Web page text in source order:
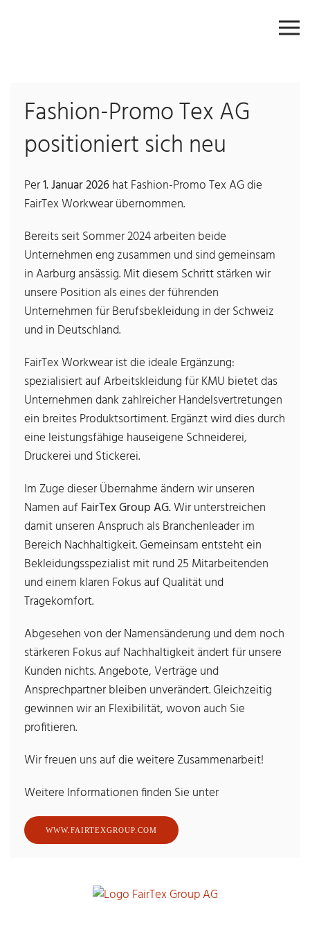
Fashion-Promo Tex AG
positioniert sich neu
Per1. Januar 2026hat Fashion-Promo Tex AG die
FairTex Workwear übernommen.
Bereits seit Sommer 2024 arbeiten beide
Unternehmen eng zusammen und sind gemeinsam
in Aarburg ansässig. Mit diesem Schritt stärken wir
unsere Position als eines der führenden
Unternehmen für Berufsbekleidung in der Schweiz
und in Deutschland.
FairTex Workwear ist die ideale Ergänzung:
spezialisiert auf Arbeitskleidung für KMU bietet das
Unternehmen dank zahlreicher Handelsvertretungen
ein breites Produktsortiment. Ergänzt wird dies durch
eine leistungsfähige hauseigene Schneiderei,
Druckerei und Stickerei.
Im Zuge dieser Übernahme ändern wir unseren
Namen auf FairTex Group AG.Wir unterstreichen
damit unseren Anspruch als Branchenleader im
Bereich Nachhaltigkeit. Gemeinsam entsteht ein
Bekleidungsspezialist mit rund 25 Mitarbeitenden
und einem klaren Fokus auf Qualität und
Tragekomfort.
Abgesehen von der Namensänderung und dem noch
stärkeren Fokus auf Nachhaltigkeit ändert für unsere
Kunden nichts. Angebote, Verträge und
Ansprechpartner bleiben unverändert. Gleichzeitig
gewinnen wir an Flexibilität, wovon auch Sie
profitieren.
Wir freuen uns auf die weitere Zusammenarbeit!
Weitere Informationen finden Sie unter
WWW.FAIRTEXGROUP.COM